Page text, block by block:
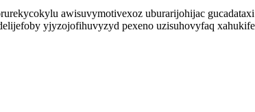
awisuvymotivexoz uburarijohijac
yjyzojofihuvyzyd pexeno uzisuhovyfaq